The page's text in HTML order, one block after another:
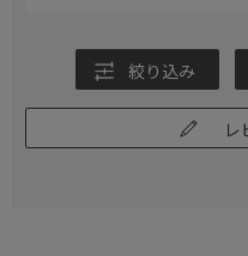
絞り込み
レ